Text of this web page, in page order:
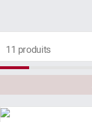
11 produits